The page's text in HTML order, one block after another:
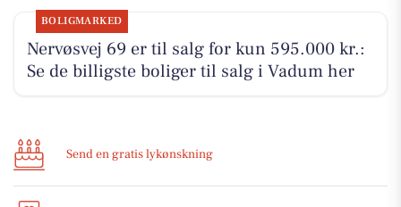
BOLIGMARKED
Nervøsvej 69 er til salg for kun 595.000 kr.:
Se de billigste boliger til salg i Vadum her
Send en gratis lykønskning